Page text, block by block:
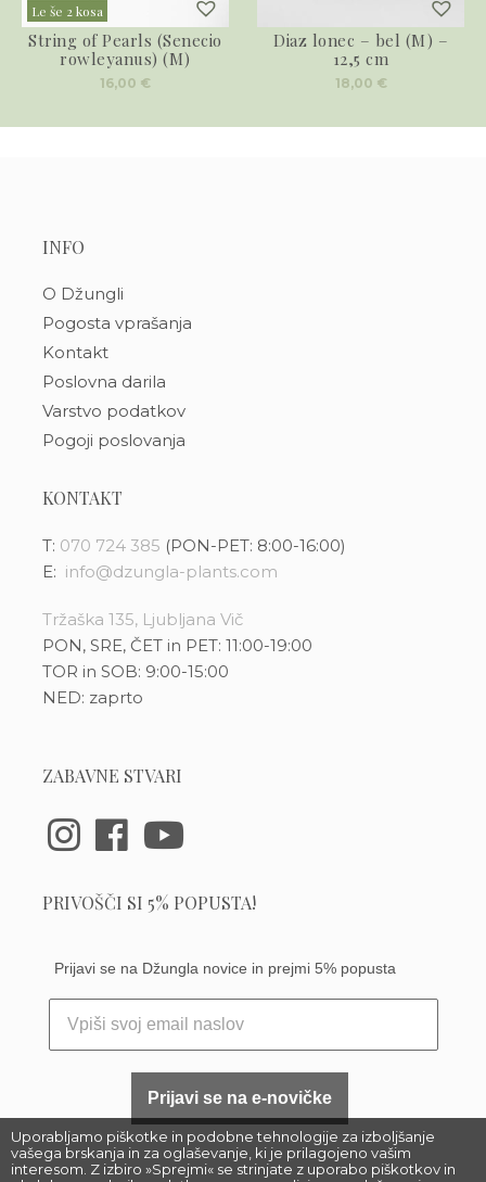
Uporabljamo piškotke in podobne tehnologije za izboljšanje
vašega brskanja in za oglaševanje, ki je prilagojeno vašim
interesom. Z izbiro »Sprejmi« se strinjate z uporabo piškotkov in
Le še 2 kosa
String of Pearls (Senecio
rowleyanus) (M)
16,00 €
Diaz lonec – bel (M) –
12,5 cm
18,00 €
INFO
O Džungli
Pogosta vprašanja
Kontakt
Poslovna darila
Varstvo podatkov
Pogoji poslovanja
KONTAKT
T: 070 724 385 (PON-PET: 8:00-16:00)
E: info@dzungla-plants.com
Tržaška 135, Ljubljana Vič
PON, SRE, ČET in PET: 11:00-19:00
TOR in SOB: 9:00-15:00
NED: zaprto
ZABAVNE STVARI
PRIVOŠČI SI 5% POPUSTA!
Prijavi se na Džungla novice in prejmi 5% popusta
Prijavi se na e-novičke